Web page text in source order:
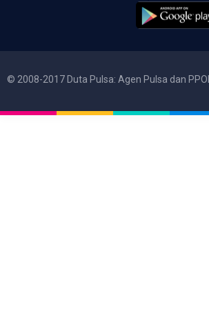
© 2008-2017 Duta Pulsa: Agen Pulsa dan